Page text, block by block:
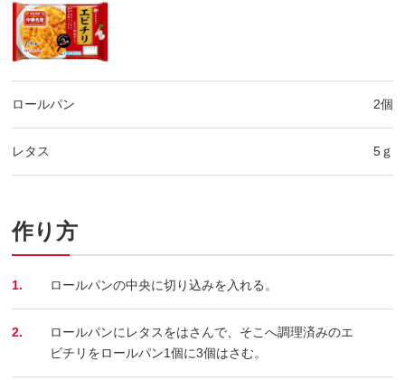
ロールパン 2個
レタス 5ｇ
作り方
1. ロールパンの中央に切り込みを入れる。
2.
ロールパンにレタスをはさんで、そこへ調理済みのエ
ビチリをロールパン1個に3個はさむ。